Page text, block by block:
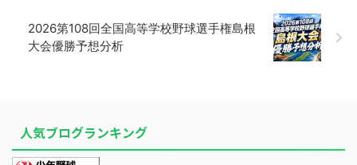
2026第108回全国高等学校野球選手権島根
大会優勝予想分析
人気ブログランキング